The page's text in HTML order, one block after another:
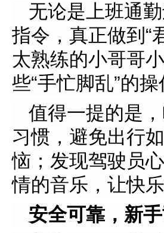
无论是上班通
指令，真正做到“
太熟练的小哥哥
些“手忙脚乱”的
值得一提的是
习惯，避免出行
恼；发现驾驶员
情的音乐，让快
安全可靠，新